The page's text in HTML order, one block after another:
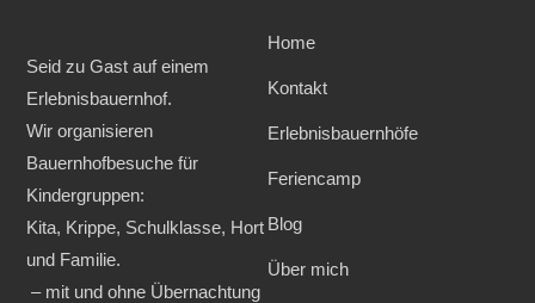
Seid zu Gast auf einem
Erlebnisbauernhof.
Wir organisieren
Bauernhofbesuche für
Kindergruppen:
Kita, Krippe, Schulklasse, Hort
und Familie.
– mit und ohne Übernachtung
Home
Kontakt
Erlebnisbauernhöfe
Feriencamp
Blog
Über mich